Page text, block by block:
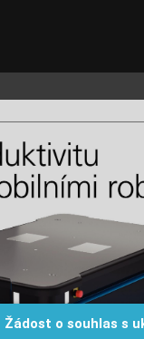
Žádost o souhlas s